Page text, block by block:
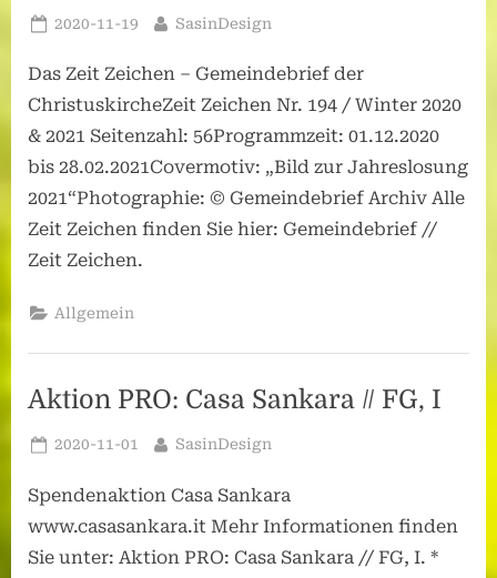
Posted
2020-11-19 By
SasinDesign
Das Zeit Zeichen – Gemeindebrief der
ChristuskircheZeit Zeichen Nr. 194 / Winter 2020
& 2021 Seitenzahl: 56Programmzeit: 01.12.2020
bis 28.02.2021Covermotiv: „Bild zur Jahreslosung
2021“Photographie: © Gemeindebrief Archiv Alle
Zeit Zeichen finden Sie hier: Gemeindebrief //
Zeit Zeichen.
Allgemein
Aktion PRO: Casa Sankara // FG, I
Posted
2020-11-01 By
SasinDesign
Spendenaktion Casa Sankara
www.casasankara.it Mehr Informationen finden
Sie unter: Aktion PRO: Casa Sankara // FG, I. *